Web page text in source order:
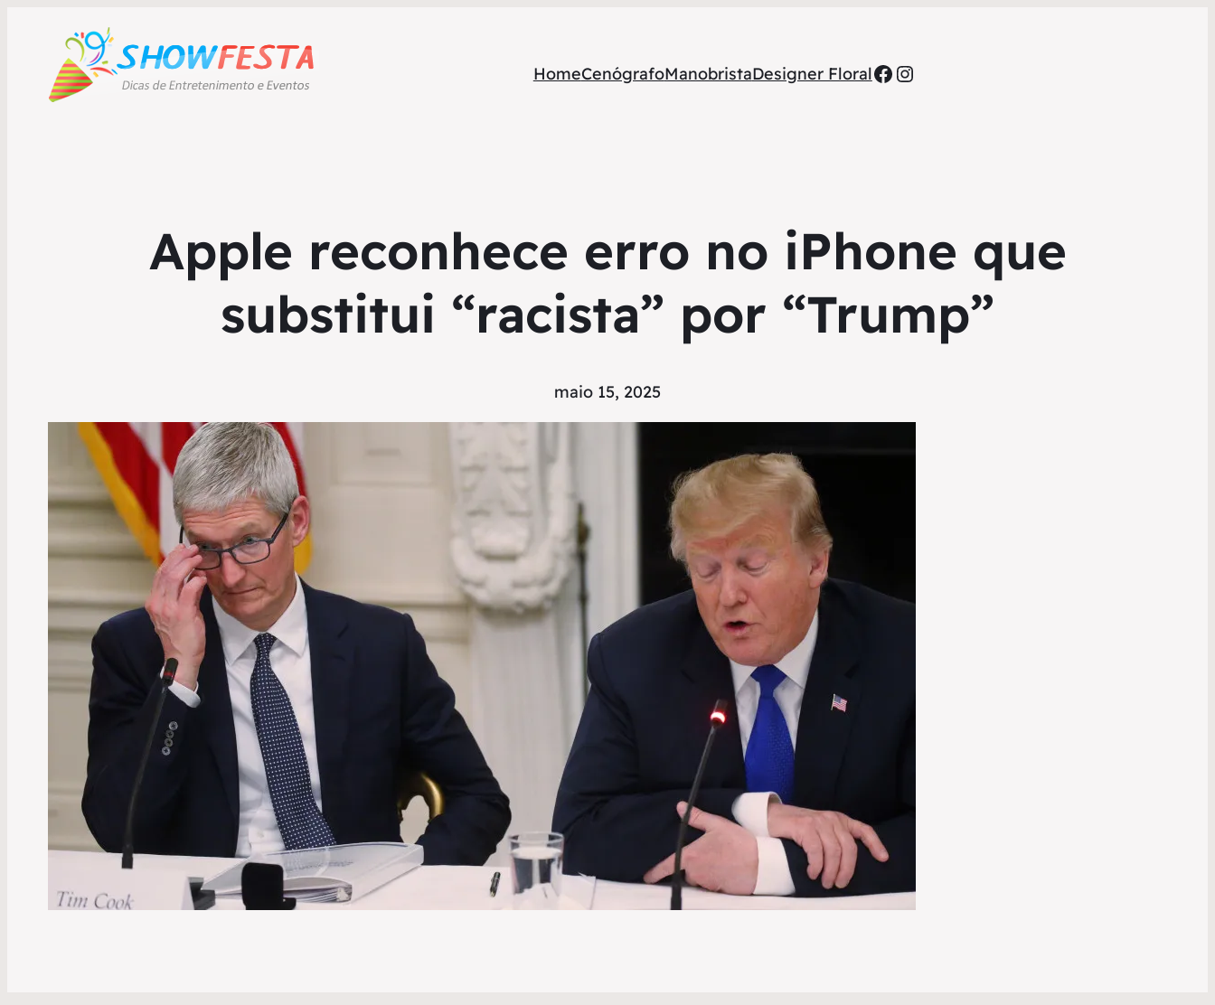
HomeCenógrafoManobristaDesigner FloralFacebook
Instagram
Apple reconhece erro no iPhone que
substitui “racista” por “Trump”
maio 15, 2025